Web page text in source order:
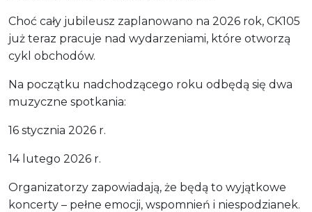
Choć cały jubileusz zaplanowano na 2026 rok, CK105
już teraz pracuje nad wydarzeniami, które otworzą
cykl obchodów.
Na początku nadchodzącego roku odbędą się dwa
muzyczne spotkania:
16 stycznia 2026 r.
14 lutego 2026 r.
Organizatorzy zapowiadają, że będą to wyjątkowe
koncerty – pełne emocji, wspomnień i niespodzianek.